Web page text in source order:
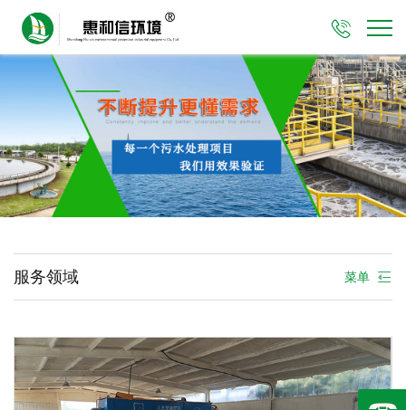

菜单
服务领域